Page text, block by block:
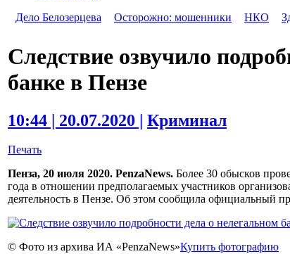
Дело Белозерцева
Осторожно: мошенники НКО
Следствие озвучило
банке в Пензе
10:44 | 20.07.2020 | Криминал
Печать
Пенза, 20 июля 2020. PenzaNews. Более 30 обысков
года в отношении предполагаемых участников
деятельность в Пензе. Об этом сообщила официальный
© Фото из архива ИА «PenzaNews»Купить фотографию